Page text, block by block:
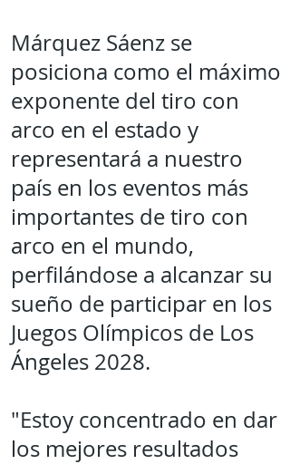
Márquez Sáenz se
posiciona como el máximo
exponente del tiro con
arco en el estado y
representará a nuestro
país en los eventos más
importantes de tiro con
arco en el mundo,
perfilándose a alcanzar su
sueño de participar en los
Juegos Olímpicos de Los
Ángeles 2028.
"Estoy concentrado en dar
los mejores resultados